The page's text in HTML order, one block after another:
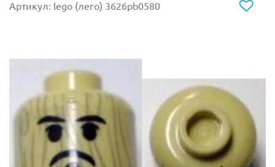
Артикул: lego (лего) 3626pb0580